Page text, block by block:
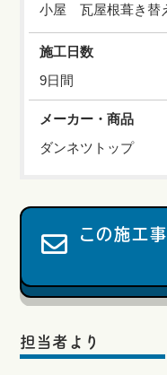
小屋 瓦屋根葺き替
施工日数
9日間
メーカー・商品
ダンネツトップ
この施工
担当者より